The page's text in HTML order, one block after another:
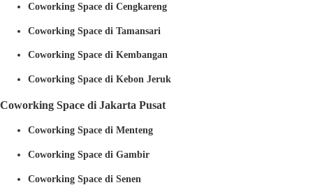
Coworking Space di Cengkareng
Coworking Space di Tamansari
Coworking Space di Kembangan
Coworking Space di Kebon Jeruk
Coworking Space di Jakarta Pusat
Coworking Space di Menteng
Coworking Space di Gambir
Coworking Space di Senen